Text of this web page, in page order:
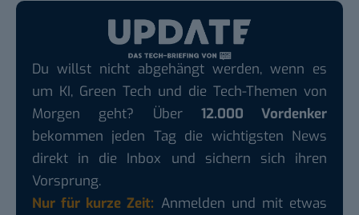
Du willst nicht abgehängt werden, wenn es
um KI, Green Tech und die Tech-Themen von
Morgen geht? Über 12.000 Vordenker
bekommen jeden Tag die wichtigsten News
direkt in die Inbox und sichern sich ihren
Vorsprung.
Nur für kurze Zeit: Anmelden und mit etwas